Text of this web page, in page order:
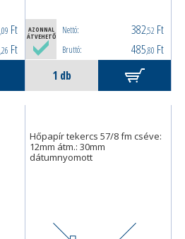
,09 Ft
,26 Ft
AZONNAL
ÁTVEHETŐ
Nettó: 382,52 Ft
Bruttó: 485,80 Ft
Hőpapír tekercs 57/8 fm cséve:
12mm átm.: 30mm
dátumnyomott